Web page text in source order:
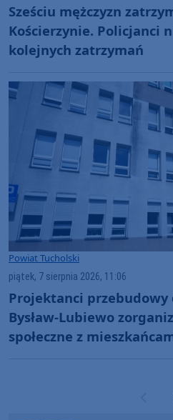
Sześciu mężczyzn
Kościerzynie. Policjanci
kolejnych zatrzymań
Powiat Tucholski
piątek, 7 sierpnia 2026, 11:06
Projektanci
Bysław-Lubiewo
społeczne z